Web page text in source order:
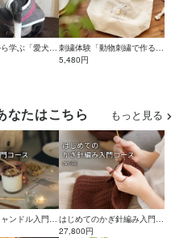
学ぶ「愛犬の
ップ」講座
刺繍体験「動物刺繍で作る、
巾着バッグコース」
5,480円
なたはこちら もっと見る
ンドル入門コ はじめてのかぎ針編み入門コ
ース
27,800円